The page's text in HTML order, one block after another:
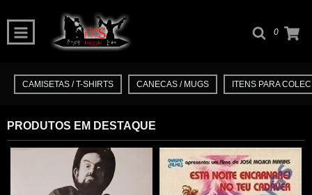
0
CAMISETAS / T-SHIRTS CANECAS / MUGS ITENS PARA
PRODUTOS EM DESTAQUE